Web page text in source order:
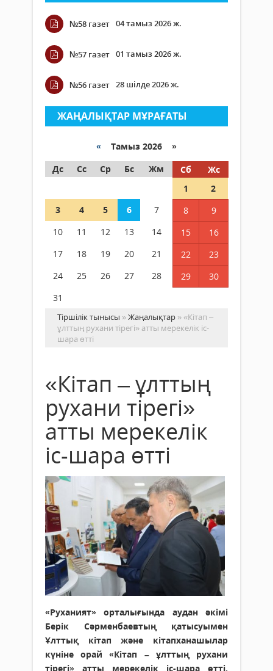
№58 газет 04 тамыз 2026 ж.
№57 газет 01 тамыз 2026 ж.
№56 газет 28 шілде 2026 ж.
ЖАҢАЛЫҚТАР МҰРАҒАТЫ
« Тамыз 2026 »
Дс
Сс Ср Бс Жм Сб
Жс
1
2
3
4 5 6 7 8
9
10
11 12 13 14 15
16
17
18 19 20 21 22
23
24
25 26 27 28 29
30
31
Тіршілік тынысы »Жаңалықтар » «Кітап –
ұлттың рухани тірегі» атты мерекелік іс-
шара өтті
«Кітап – ұлттың
рухани тірегі»
атты мерекелік
іс-шара өтті
«Руханият» орталығында аудан әкімі
Берік Сәрменбаевтың қатысуымен
Ұлттық кітап және кітапханашылар
күніне орай «Кітап – ұлттың рухани
тірегі» атты мерекелік іс-шара өтті.